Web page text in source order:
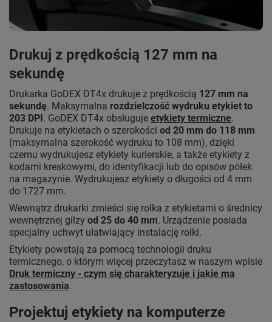
Drukuj z prędkością 127 mm na
sekundę
Drukarka GoDEX DT4x drukuje z prędkością 127 mm na
sekundę. Maksymalna rozdzielczość wydruku etykiet to
203 DPI . GoDEX DT4x obsługuje etykiety termiczne.
Drukuje na etykietach o szerokości od 20 mm do 118 mm
(maksymalna szerokość wydruku to 108 mm), dzięki
czemu wydrukujesz etykiety kurierskie, a także etykiety z
kodami kreskowymi, do identyfikacji lub do opisów półek
na magazynie. Wydrukujesz etykiety o długości od 4 mm
do 1727 mm.
Wewnątrz drukarki zmieści się rolka z etykietami o średnicy
wewnętrznej gilzy od 25 do 40 mm. Urządzenie posiada
specjalny uchwyt ułatwiający instalację rolki.
Etykiety powstają za pomocą technologii druku
termicznego, o którym więcej przeczytasz w naszym wpisie
Druk termiczny - czym się charakteryzuje i jakie ma
zastosowania.
Projektuj etykiety na komputerze